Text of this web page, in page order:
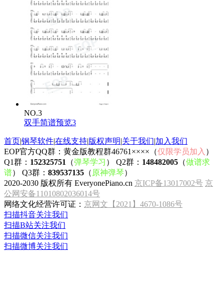
NO.3
双手简谱预览3
首页|钢琴软件|在线支持|版权声明|关于我们|加入我们
EOP官方QQ群：黄金版教程群46761××××（仅限学员加入 ）
Q1群： 152325751 （弹琴学习 ） Q2群： 148482005 （做谱求
谱） Q3群： 839537135 （ 原神弹琴）
2020-2030 版权所有 EveryonePiano.cn 京ICP备13017002号 京
公网安备11010802036014号
网络文化经营许可证： 京网文【2021】4670-1086号
扫描抖音关注我们
扫描B站关注我们
扫描微信关注我们
扫描微博关注我们